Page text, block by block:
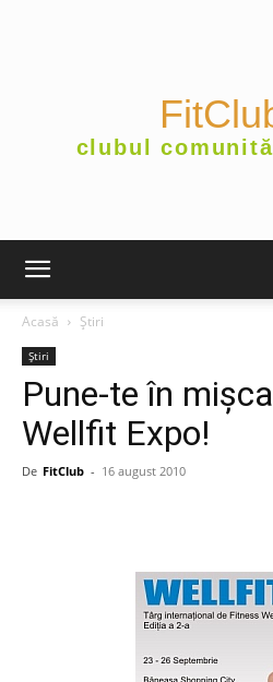
clubul
Acasă Știri
Știri
Pune-te în
Wellfit Expo!
De FitClub - 16 august 2010